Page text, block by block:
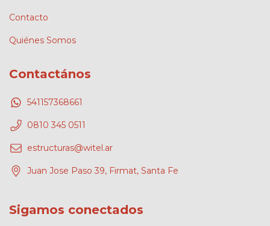
Contacto
Quiénes Somos
Contactános
541157368661
0810 345 0511
estructuras@witel.ar
Juan Jose Paso 39, Firmat, Santa Fe
Sigamos conectados